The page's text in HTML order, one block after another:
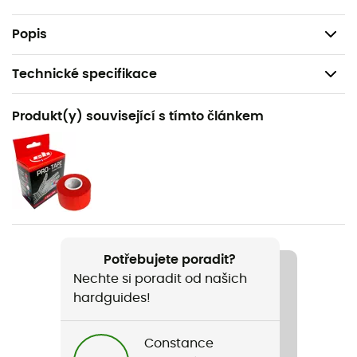
PopisHmotnost: 395 g.
Technické specifikace
Doporučené pro
Sportovní lezení / Lezení v hale
Pohlaví
Dětské
Hmotnost
Název produktu
Aero-Team IV
Materiál přezek
Produkt(y) související s tímto článkem
Potřebujete poradit?
Nechte si poradit od našich
hardguides!
Constance